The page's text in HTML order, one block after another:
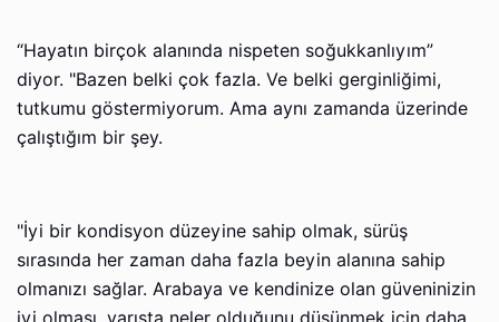
“Hayatın birçok alanında nispeten soğukkanlıyım”
diyor. "Bazen belki çok fazla. Ve belki gerginliğimi,
tutkumu göstermiyorum. Ama aynı zamanda üzerinde
çalıştığım bir şey.
"İyi bir kondisyon düzeyine sahip olmak, sürüş
sırasında her zaman daha fazla beyin alanına sahip
olmanızı sağlar. Arabaya ve kendinize olan güveninizin